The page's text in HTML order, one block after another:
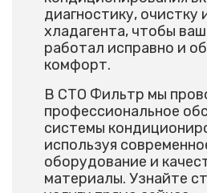
диагностику, очистку
хладагента, чтобы
работал исправно и
комфорт.
В СТО Фильтр мы
профессиональное
системы
используя
оборудование и
материалы. Узнайте